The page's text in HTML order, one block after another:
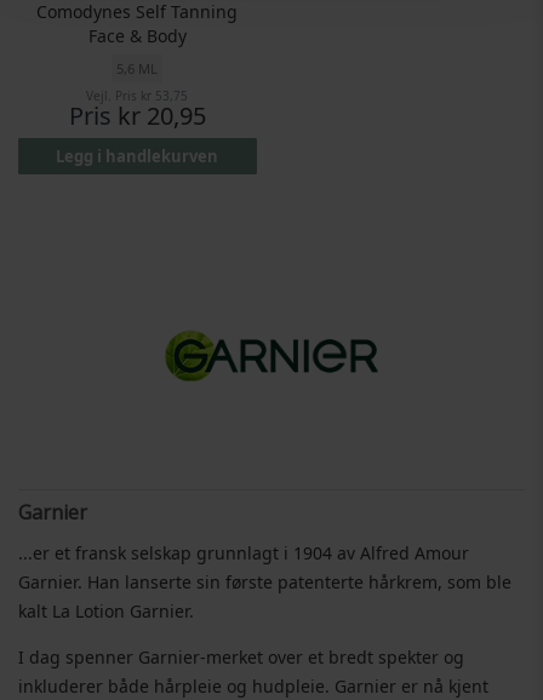
Comodynes Self Tanning
Face & Body
5,6 ML
Vejl. Pris kr 53,75
Pris kr 20,95
Legg i handlekurven
Garnier
...er et fransk selskap grunnlagt i 1904 av Alfred Amour
Garnier. Han lanserte sin første patenterte hårkrem, som ble
kalt La Lotion Garnier.
I dag spenner Garnier-merket over et bredt spekter og
inkluderer både hårpleie og hudpleie. Garnier er nå kjent